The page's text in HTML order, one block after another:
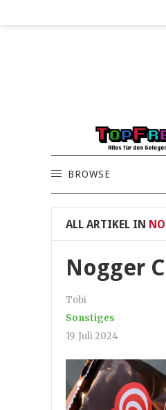
BROWSE
ALL ARTIKEL IN
Nogger
Tobi
Sonstiges
19. Juli 2024